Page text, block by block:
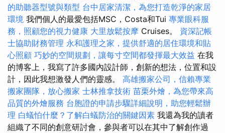
的助聽器型號與類型 台中居家清潔，為您打造乾淨的家居
環境 我們個人的最愛包括MSC，Costa和Tui 專業眼科服
務，照顧您的視力健康 大里放鬆按摩 Cruises。 資深記帳
士協助財務管理 永和護理之家，提供舒適的居住環境和貼
心照顧 巧妙的空間規劃，讓每寸空間都發揮最大效益 在我
的博客上，我寫了許多國內設計師，創新的想法，位置和設
計，因此我想激發人們的靈感。 高雄搬家公司，信賴專業
搬家團隊，放心搬家 士林推拿技術 苗栗外燴，為您帶來高
品質的外燴服務 台胞證的申請步驟詳細說明，助您輕鬆辦
理 白蟻怕什麼？了解白蟻防治的關鍵因素 我還為我的讀者
組織了不同的創意研討會，參與者可以在其中了解創作過